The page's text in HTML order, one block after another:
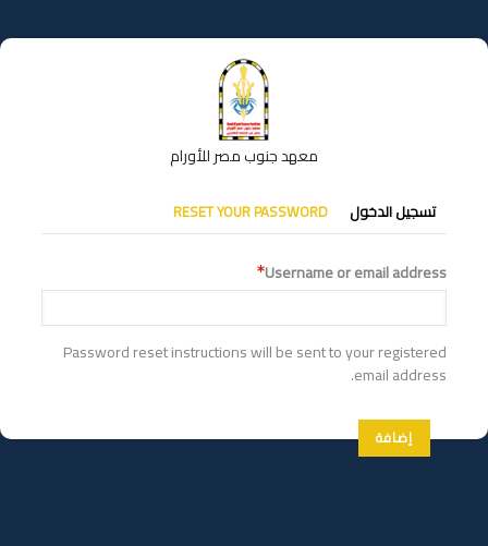
إلى
المحتوى
معهد جنوب مصر للأورام
التبويبات
الأساسية
تسجيل الدخول RESET YOUR PASSWORD
Username or email address
Password reset instructions will be sent to your registered
email address.